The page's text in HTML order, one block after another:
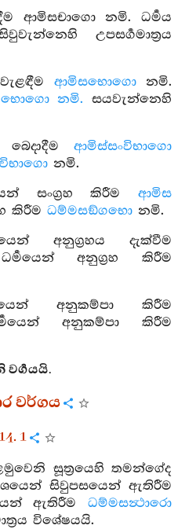
ආමිසචාගො නමි. ධර්‍මය
උපසර්‍ගමාත්‍රය
ආමිසභොගො නමි.
නමි. සයවැන්නෙහි
ආමිස්සංවිභාගො
නමි.
සංග්‍රහ කිරීම ආමිස
කිරීම ධම්මසඞ්ගභො නමි.
අනුග්‍රහය දැක්වීම
අනුග්‍රහ කිරීම
අනුකම්පා කිරීම
අනුකම්පා කිරීම
වර්ගය
1
සූත්‍රයෙහි තමන්ගේද
සිවුපසයෙන් ඇතිරීම
ඇතිරීම ධම්මසන්‍ථාරො
විශේෂයයි.